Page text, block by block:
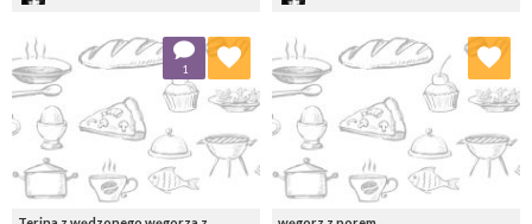
1
Dodaj do ulubionych
Wybierz listę:
Dodaj do ulubionych
Wybierz listę: